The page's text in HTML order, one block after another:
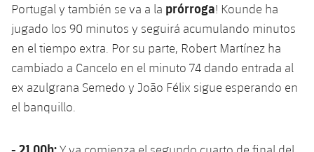
Portugal y también se va a la prórroga! Kounde ha
jugado los 90 minutos y seguirá acumulando minutos
en el tiempo extra. Por su parte, Robert Martínez ha
cambiado a Cancelo en el minuto 74 dando entrada al
ex azulgrana Semedo y João Félix sigue esperando en
el banquillo.
- 21.00h: